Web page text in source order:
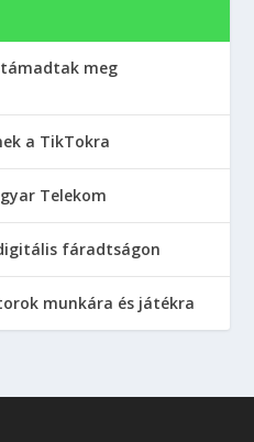
meg
a TikTokra
Telekom
fáradtságon
munkára és játékra